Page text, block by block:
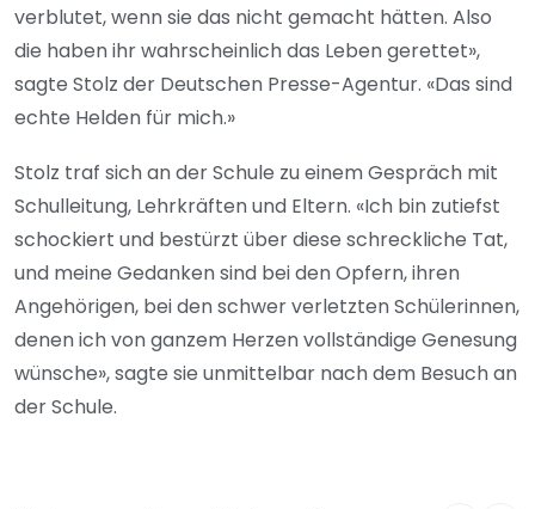
verblutet, wenn sie das nicht gemacht hätten. Also
die haben ihr wahrscheinlich das Leben gerettet»,
sagte Stolz der Deutschen Presse-Agentur. «Das sind
echte Helden für mich.»
Stolz traf sich an der Schule zu einem Gespräch mit
Schulleitung, Lehrkräften und Eltern. «Ich bin zutiefst
schockiert und bestürzt über diese schreckliche Tat,
und meine Gedanken sind bei den Opfern, ihren
Angehörigen, bei den schwer verletzten Schülerinnen,
denen ich von ganzem Herzen vollständige Genesung
wünsche», sagte sie unmittelbar nach dem Besuch an
der Schule.